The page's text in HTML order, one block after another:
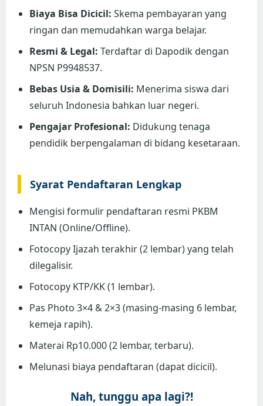
Biaya Bisa Dicicil: Skema pembayaran yang
ringan dan memudahkan warga belajar.
Resmi & Legal: Terdaftar di Dapodik dengan
NPSN P9948537.
Bebas Usia & Domisili: Menerima siswa dari
seluruh Indonesia bahkan luar negeri.
Pengajar Profesional: Didukung tenaga
pendidik berpengalaman di bidang kesetaraan.
Syarat Pendaftaran Lengkap
Mengisi formulir pendaftaran resmi PKBM
INTAN (Online/Offline).
Fotocopy Ijazah terakhir (2 lembar) yang telah
dilegalisir.
Fotocopy KTP/KK (1 lembar).
Pas Photo 3×4 & 2×3 (masing-masing 6 lembar,
kemeja rapih).
Materai Rp10.000 (2 lembar, terbaru).
Melunasi biaya pendaftaran (dapat dicicil).
Nah, tunggu apa lagi?!